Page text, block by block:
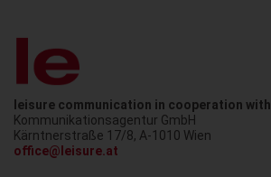
leisure communication in cooperation with
Kommunikationsagentur GmbH
Kärntnerstraße 17/8, A-1010 Wien
office@leisure.at